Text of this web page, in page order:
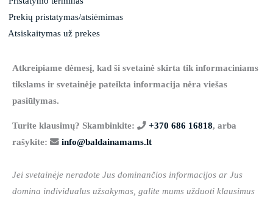
Prekių pristatymas/atsiėmimas
Atsiskaitymas už prekes
Atkreipiame dėmesį, kad ši svetainė skirta tik informaciniams
tikslams ir svetainėje pateikta informacija nėra viešas
pasiūlymas.
Turite klausimų? Skambinkite: +370 686 16818, arba
rašykite:
info@baldainamams.lt
Jei svetainėje neradote Jus dominančios informacijos ar Jus
domina individualus užsakymas, galite mums užduoti klausimus